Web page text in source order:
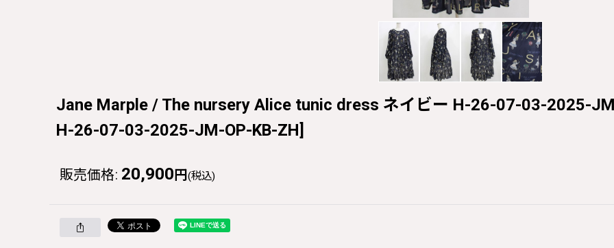
Jane Marple / The nursery Alice tunic dress ネイビー H-26-07-03-2025-
H-26-07-03-2025-JM-OP-KB-ZH]
販売価格: 20,900 円 (税込)